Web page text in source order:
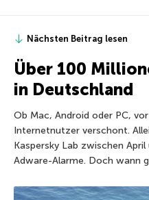
Nächsten Beitrag lesen
Über 100
in Deutschland
Ob Mac, Android oder PC,
Internetnutzer verschont.
Kaspersky Lab zwischen
Adware-Alarme. Doch wann